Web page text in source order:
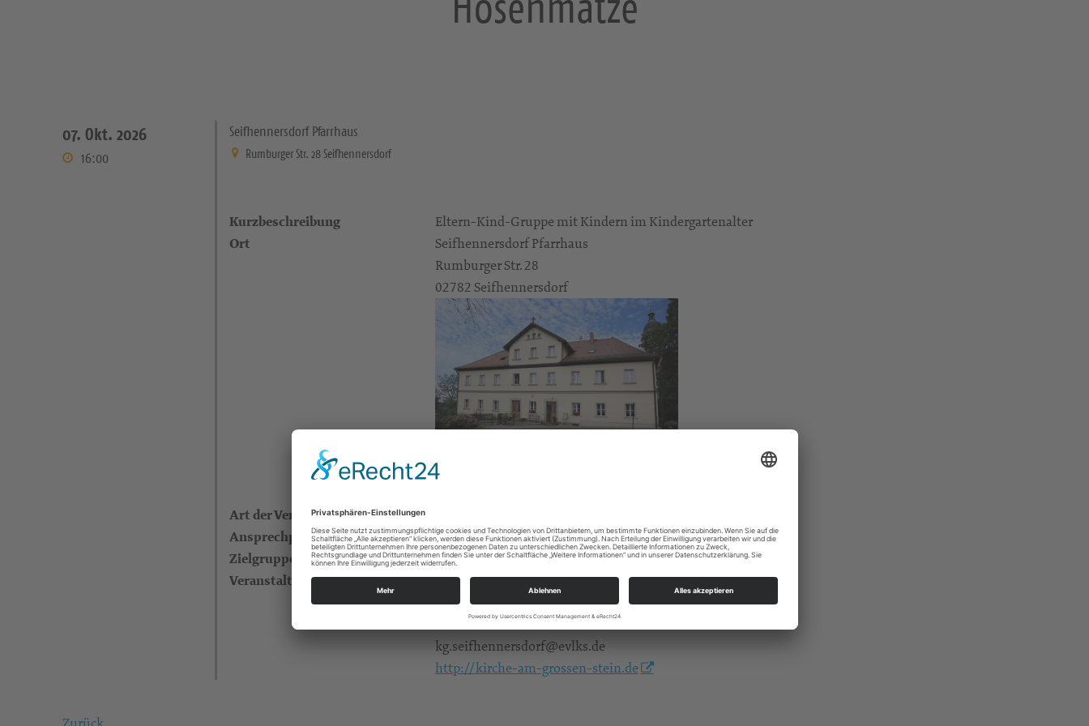
07. Okt. 2026
16:00
Seifhennersdorf Pfarrhaus
Rumburger Str. 28 Seifhennersdorf
Kurzbeschreibung Eltern-Kind-Gruppe mit Kindern im Kindergartenalter
Ort
Seifhennersdorf Pfarrhaus
Rumburger Str. 28
02782 Seifhennersdorf
Art der Veranstaltung
Ansprechperson Pfarrer Michael Müller m.mueller@evlks.de
Zielgruppe Alle Zielgruppen, Familien
Veranstalter Ev.-Luth. Kirchgemeinde Am Großen Stein Seifhennersdorf
Rumburger Str. 38
02782 Seifhennersdorf
kg.seifhennersdorf@evlks.de
http://kirche-am-grossen-stein.de